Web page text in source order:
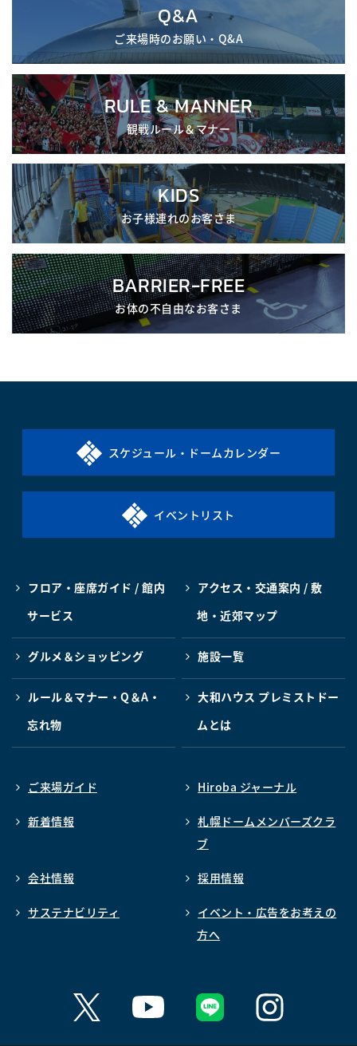
Q&A
ご来場時のお願い・Q&A
RULE & MANNER
観戦ルール＆マナー
KIDS
お子様連れのお客さま
BARRIER-FREE
お体の不自由なお客さま
スケジュール・ドームカレンダー
イベントリスト
フロア・座席ガイド / 館内
サービス
アクセス・交通案内 / 敷
地・近郊マップ
グルメ＆ショッピング 施設一覧
ルール＆マナー・Q＆A・
忘れ物
大和ハウス プレミストドー
ムとは
ご来場ガイド Hiroba ジャーナル
新着情報
札幌ドームメンバーズクラ
ブ
会社情報 採用情報
サステナビリティ
イベント・広告をお考えの
方へ